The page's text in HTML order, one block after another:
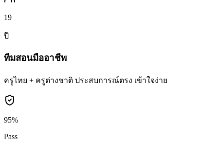
19
ปี
ทีมสอนมืออาชีพ
ครูไทย + ครูต่างชาติ ประสบการณ์ตรง เข้าใจง่าย
95%
Pass